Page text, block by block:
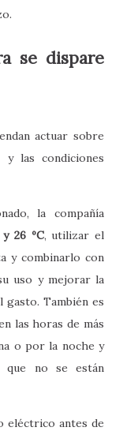
se dispare
actuar sobre
las condiciones
la compañía
y 26 ºC, utilizar el
y combinarlo con
uso y mejorar la
También es
las horas de más
o por la noche y
que no se están
eléctrico antes de